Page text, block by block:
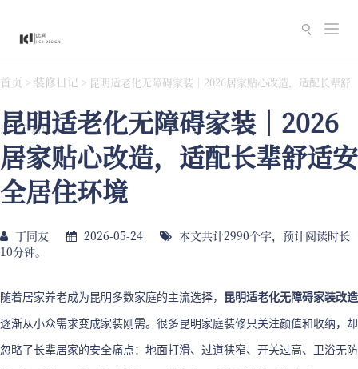
切
换
导
航
首页 > 装修日记 > 昆明适老化无障碍家装｜2026居家贴心改造，适配长辈舒
适安全居住环境
昆明适老化无障碍家装｜2026
居家贴心改造，适配长辈舒适安
全居住环境
丁同友 2026-05-24
本文共计2990个字，预计阅读时长
10分钟。
随着居家养老成为昆明多数家庭的主流选择， 昆明适老化无障碍家装改造
逐渐从小众需求变成家装刚需。很多昆明家庭装修只关注颜值和收纳，却
忽略了长辈居家的安全痛点：地面打滑、过道狭窄、开关过高、卫浴无防